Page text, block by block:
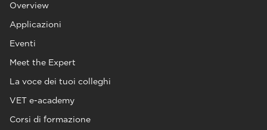
Overview
Applicazioni
Eventi
Meet the Expert
La voce dei tuoi colleghi
VET e-academy
Corsi di formazione